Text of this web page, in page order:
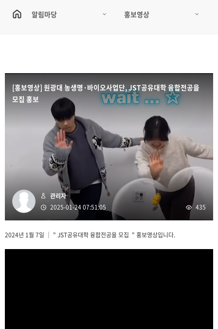
알림마당 홍보영상
[홍보영상] 원광대 농생명·바이오사업단, JST공유대학 융합전공을
모집 홍보
관리자
2025-01-24 07:51:05
435
2024년 1월 7일 ｜ " JST공유대학 융합전공을 모집 " 홍보영상입니다.